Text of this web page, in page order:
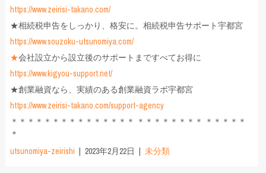
https://www.zeirisi-takano.com/
★相続税申告をしっかり、格安に。相続税申告サポート宇都宮
https://www.souzoku-utsunomiya.com/
★会社設立から設立後のサポートまですべてお得に
https://www.kigyou-support.net/
★創業融資なら、実績のある創業融資ラボ宇都宮
https://www.zeirisi-takano.com/support-agency
＊＊＊＊＊＊＊＊＊＊＊＊＊＊＊ ＊＊＊＊＊＊＊＊ ＊＊＊＊＊
＊
utsunomiya-zeirishi
2023年2月22日 未分類